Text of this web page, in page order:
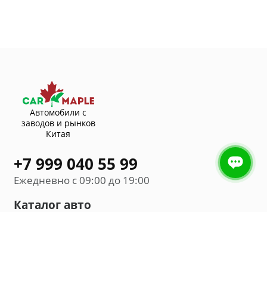
Автомобили с
заводов и рынков
Китая
+7 999 040 55 99
Ежедневно с 09:00 до 19:00
Каталог авто